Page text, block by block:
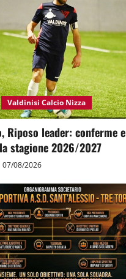
Valdinisi Calcio Nizza
Riposo leader: conferme e
stagione 2026/2027
07/08/2026